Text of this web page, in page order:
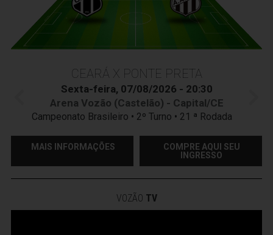
CEARÁ X PONTE PRETA
Sexta-feira, 07/08/2026 - 20:30
Arena Vozão (Castelão) - Capital/CE
Campeonato Brasileiro • 2º Turno • 21 ª Rodada
MAIS INFORMAÇÕES
COMPRE AQUI SEU
INGRESSO
VOZÃO TV